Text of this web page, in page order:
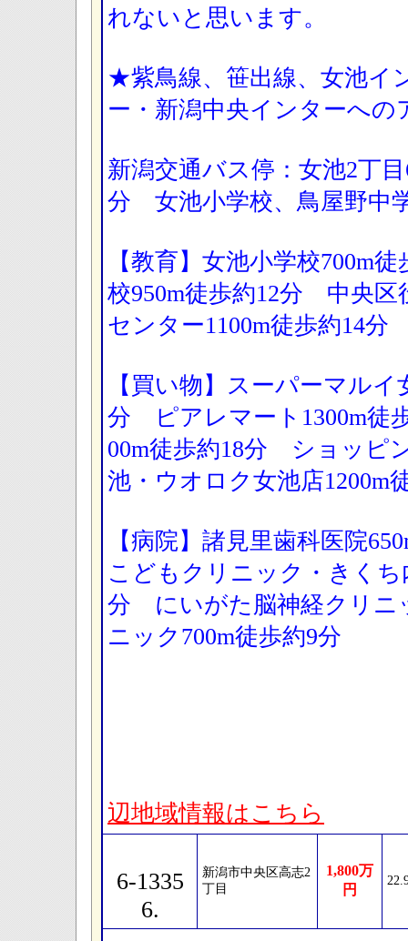
れないと思います。
★紫鳥線、笹出線、女池イ
ー・新潟中央インターへ
新潟交通バス停：女池2丁
分 女池小学校、鳥屋野中
【教育】女池小学校700m
校950m徒歩約12分 中央区
センター1100m徒歩約14分
【買い物】スーパーマルイ
分 ピアレマート1300m徒
00m徒歩約18分 ショッピ
池・ウオロク女池店1200m
【病院】諸見里歯科医院
こどもクリニック・きくち
分 にいがた脳神経クリニ
ニック700m徒歩約9分
辺地域情報はこちら
6-1335
6.
新潟市中央区高志2
丁目
1,800万
円